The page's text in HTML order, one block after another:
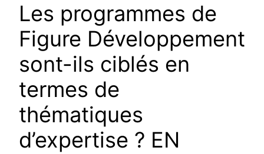
Les programmes de
Figure Développement
sont-ils ciblés en
termes de
thématiques
d’expertise ? EN